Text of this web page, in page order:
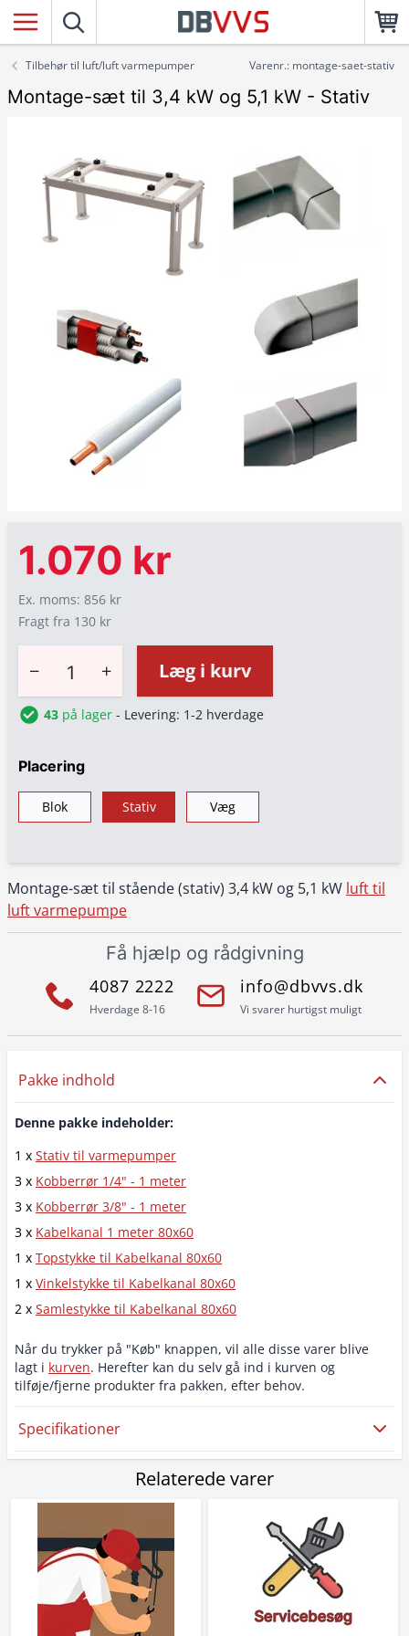
Tilbehør til luft/luft varmepumper Varenr.: montage-saet-stativ
Montage-sæt til 3,4 kW og 5,1 kW - Stativ
Montage-sæt til stående (stativ) 3,4 kW og 5,1 kW luft til
luft varmepumpe
1.070 kr
Ex. moms: 856 kr
Fragt fra 130 kr
− + Læg i kurv
43 på lager - Levering: 1-2 hverdage
Placering
Blok Stativ Væg
Få hjælp og rådgivning
4087 2222
Hverdage 8-16
info@dbvvs.dk
Vi svarer hurtigst muligt
Pakke indhold
Denne pakke indeholder:
1 x Stativ til varmepumper
3 x Kobberrør 1/4" - 1 meter
3 x Kobberrør 3/8" - 1 meter
3 x Kabelkanal 1 meter 80x60
1 x Topstykke til Kabelkanal 80x60
1 x Vinkelstykke til Kabelkanal 80x60
2 x Samlestykke til Kabelkanal 80x60
Når du trykker på "Køb" knappen, vil alle disse varer blive
lagt i kurven. Herefter kan du selv gå ind i kurven og
tilføje/fjerne produkter fra pakken, efter behov.
Specifikationer
Relaterede varer